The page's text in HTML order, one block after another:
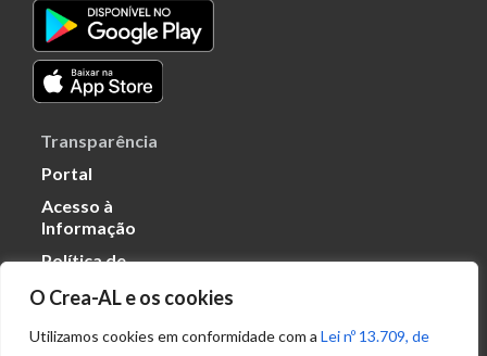
O Crea-AL e os cookies
Utilizamos cookies em conformidade com a Lei nº 13.709, de
Transparência
Portal
Acesso à
Informação
Política de
Dados